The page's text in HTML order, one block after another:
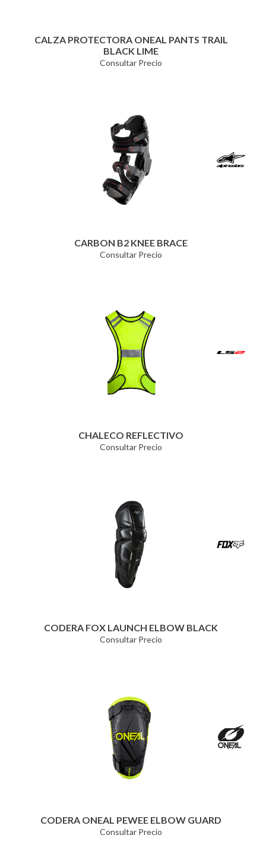
CALZA PROTECTORA ONEAL PANTS TRAIL
BLACK LIME
Consultar Precio
CARBON B2 KNEE BRACE
Consultar Precio
CHALECO REFLECTIVO
Consultar Precio
CODERA FOX LAUNCH ELBOW BLACK
Consultar Precio
CODERA ONEAL PEWEE ELBOW GUARD
Consultar Precio